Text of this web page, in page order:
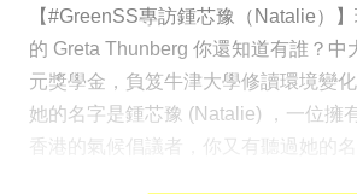
【#GreenSS專訪鍾芯豫（Natalie）
的 Greta Thunberg 你還知道有誰？中
元獎學金，負笈牛津大學修讀環境變
她的名字是鍾芯豫 (Natalie) ，一位擁
香港的氣候倡議者，你又有聽過她的